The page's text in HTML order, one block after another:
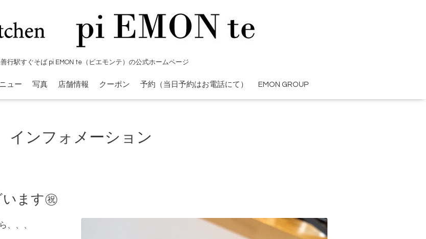
行駅すぐそば pi EMON te（ピエモンテ）の公式ホームページ
ュー 写真 店舗情報 クーポン 予約（当日予約はお電話にて） EMON GROUP
インフォメーション
ます㊗️
、、、